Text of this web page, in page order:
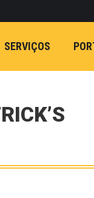
SERVIÇOS